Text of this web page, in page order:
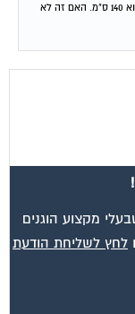
אני רוצה לבנות ספריה למחשב מגבס. הרוחב שאני צריך הוא 140 ס"מ. האם זה לא
מקצוע הוגנים
לחץ לשליחת הודעת